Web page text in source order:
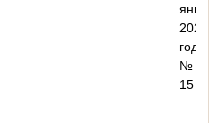
2023
года
№
15